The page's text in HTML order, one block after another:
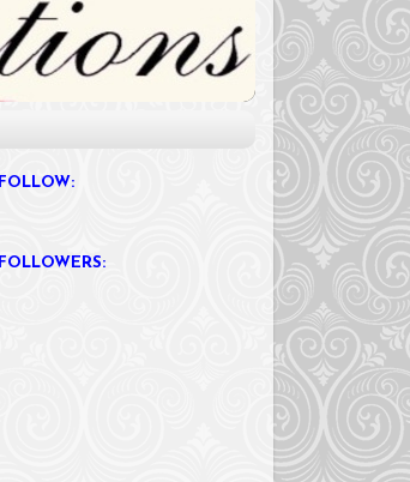
FOLLOW:
FOLLOWERS: